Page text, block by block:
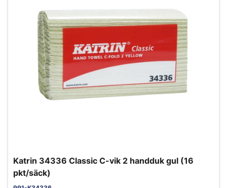
Katrin 34336 Classic C-vik 2 handduk gul (16
pkt/säck)